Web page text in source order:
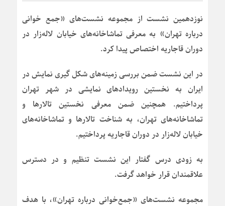
نوزدهمین نشست از مجموعه نشست‌های «جمع خوانی
درباره تهران» به معرفی تماشاخانه‌های خیابان لاله‌زار در
دوران قاجاریه اختصاص پیدا کرد.
در این نشست ضمن بررسی زمینه‌های شکل گیری نمایش در
ایران به نخستین رویدادهای نمایشی در شهر تهران
پرداختیم. همچنین ضمن معرفی نخستین تالارها و
تماشاخانه‌های تهران، به شناخت تالارها و تماشاخانه‌های
خیابان لاله‌زار در دوران قاجاریه پرداختیم.
به زودی درس گفتار این نشست تنظیم و در دسترس
علاقمندان قرار خواهد گرفت.
مجموعه نشست‌های «جمع‌خوانی درباره تهران»، با هدف